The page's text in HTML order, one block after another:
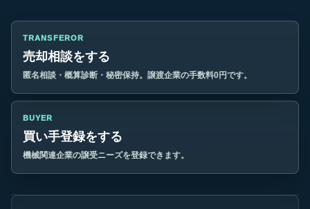
TRANSFEROR
売却相談をする
匿名相談・概算診断・秘密保持。譲渡企業の手数料0円です。
BUYER
買い手登録をする
機械関連企業の譲受ニーズを登録できます。